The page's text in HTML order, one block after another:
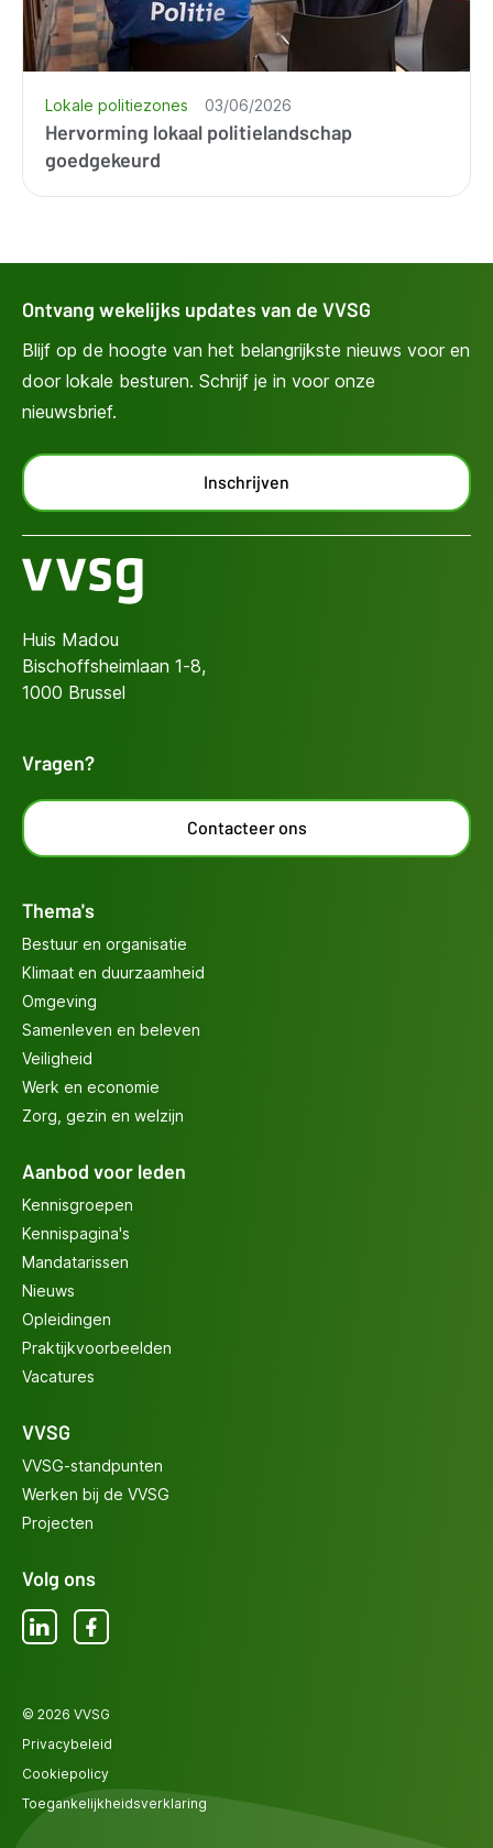
Hervorming lokaal politielandschap
goedgekeurd
Lokale politiezones 03/06/2026
Ontvang wekelijks updates van de VVSG
Blijf op de hoogte van het belangrijkste nieuws voor en
door lokale besturen. Schrijf je in voor onze
nieuwsbrief.
Inschrijven
Huis Madou
Bischoffsheimlaan 1-8,
1000 Brussel
Vragen?
Contacteer ons
Thema's
Bestuur en organisatie
Klimaat en duurzaamheid
Omgeving
Samenleven en beleven
Veiligheid
Werk en economie
Zorg, gezin en welzijn
Aanbod voor leden
Kennisgroepen
Kennispagina's
Mandatarissen
Nieuws
Opleidingen
Praktijkvoorbeelden
Vacatures
VVSG
VVSG-standpunten
Werken bij de VVSG
Projecten
Volg ons
LinkedInFacebook
© 2026 VVSG
Privacybeleid
Cookiepolicy
Toegankelijkheidsverklaring